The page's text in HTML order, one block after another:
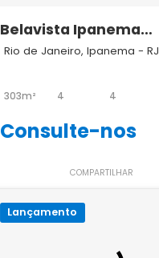
Belavista Ipanema
Residencial
Rio de Janeiro, Ipanema - RJ
303m² 4 4
Consulte-nos
COMPARTILHAR
Lançamento